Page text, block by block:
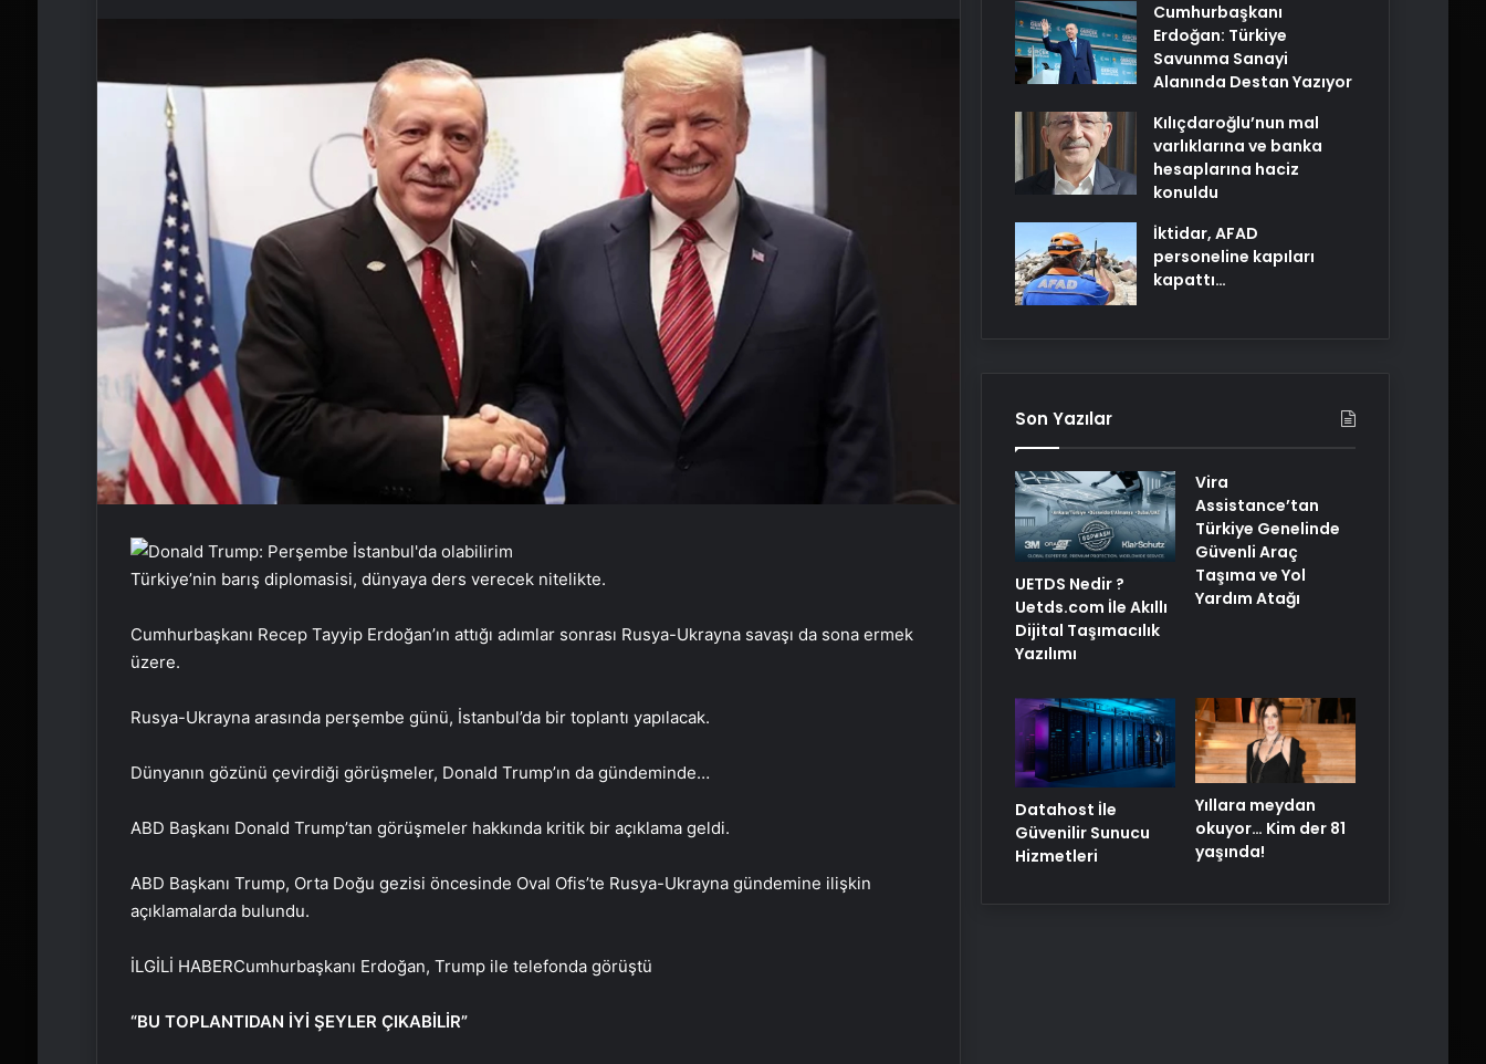
Türkiye’nin barış diplomasisi, dünyaya ders verecek nitelikte.
Cumhurbaşkanı Recep Tayyip Erdoğan’ın attığı adımlar sonrası Rusya-Ukrayna savaşı da sona ermek
üzere.
Rusya-Ukrayna arasında perşembe günü, İstanbul’da bir toplantı yapılacak.
Dünyanın gözünü çevirdiği görüşmeler, Donald Trump’ın da gündeminde…
ABD Başkanı Donald Trump’tan görüşmeler hakkında kritik bir açıklama geldi.
ABD Başkanı Trump, Orta Doğu gezisi öncesinde Oval Ofis’te Rusya-Ukrayna gündemine ilişkin
açıklamalarda bulundu.
İLGİLİ HABERCumhurbaşkanı Erdoğan, Trump ile telefonda görüştü
“BU TOPLANTIDAN İYİ ŞEYLER ÇIKABİLİR”
Cumhurbaşkanı
Erdoğan: Türkiye
Savunma Sanayi
Alanında Destan Yazıyor
Kılıçdaroğlu’nun mal
varlıklarına ve banka
hesaplarına haciz
konuldu
İktidar, AFAD
personeline kapıları
kapattı…
Son Yazılar
UETDS Nedir ?
Uetds.com İle Akıllı
Dijital Taşımacılık
Yazılımı
Vira
Assistance’tan
Türkiye Genelinde
Güvenli Araç
Taşıma ve Yol
Yardım Atağı
Datahost İle
Güvenilir Sunucu
Hizmetleri
Yıllara meydan
okuyor… Kim der 81
yaşında!